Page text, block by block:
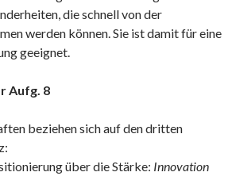
die schnell von der
werden können. Sie ist damit für eine
geeignet.
Aufg. 8
beziehen sich auf den dritten
über die Stärke: Innovation